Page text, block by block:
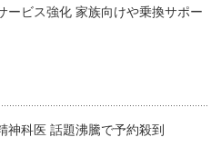
ービス強化 家族向けや乗換サポー
神科医 話題沸騰で予約殺到